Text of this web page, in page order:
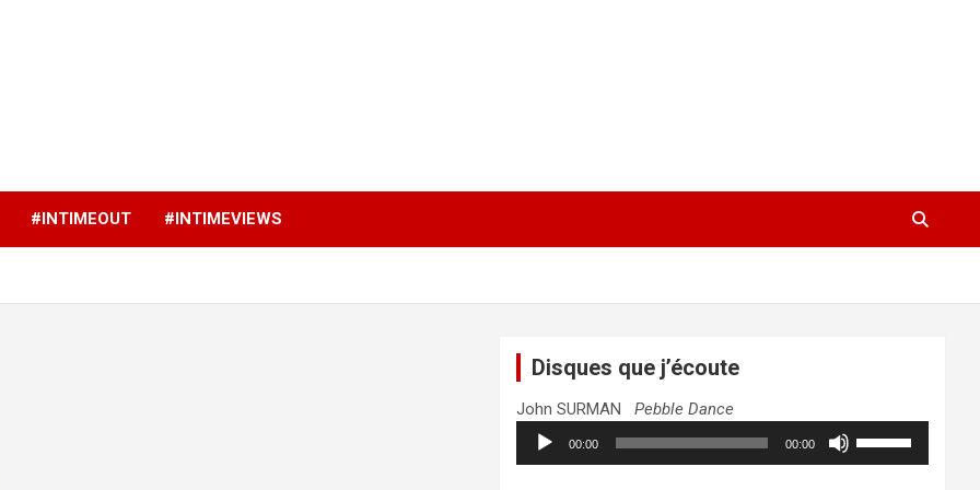
#INTIMEOUT #INTIMEVIEWS
Disques que j’écoute
John SURMANPebble Dance
Lecteur
audio
00:00 00:00